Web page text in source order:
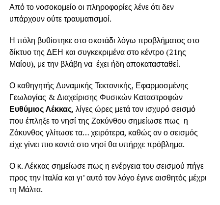
Από το νοσοκομείο οι πληροφορίες λένε ότι δεν
υπάρχουν ούτε τραυματισμοί.
Η πόλη βυθίστηκε στο σκοτάδι λόγω προβλήματος στο
δίκτυο της ΔΕΗ και συγκεκριμένα στο κέντρο (21ης
Μαίου), με την βλάβη να έχει ήδη αποκατασταθεί.
Ο καθηγητής Δυναμικής Τεκτονικής, Εφαρμοσμένης
Γεωλογίας & Διαχείρισης Φυσικών Καταστροφών
Ευθύμιος Λέκκας, λίγες ώρες μετά τον ισχυρό σεισμό
που έπληξε το νησί της Ζακύνθου σημείωσε πως η
Ζάκυνθος γλίτωσε τα… χειρότερα, καθώς αν ο σεισμός
είχε γίνει πιο κοντά στο νησί θα υπήρχε πρόβλημα.
Ο κ. Λέκκας σημείωσε πως η ενέργεια του σεισμού πήγε
προς την Ιταλία και γι’ αυτό τον λόγο έγινε αισθητός μέχρι
τη Μάλτα.